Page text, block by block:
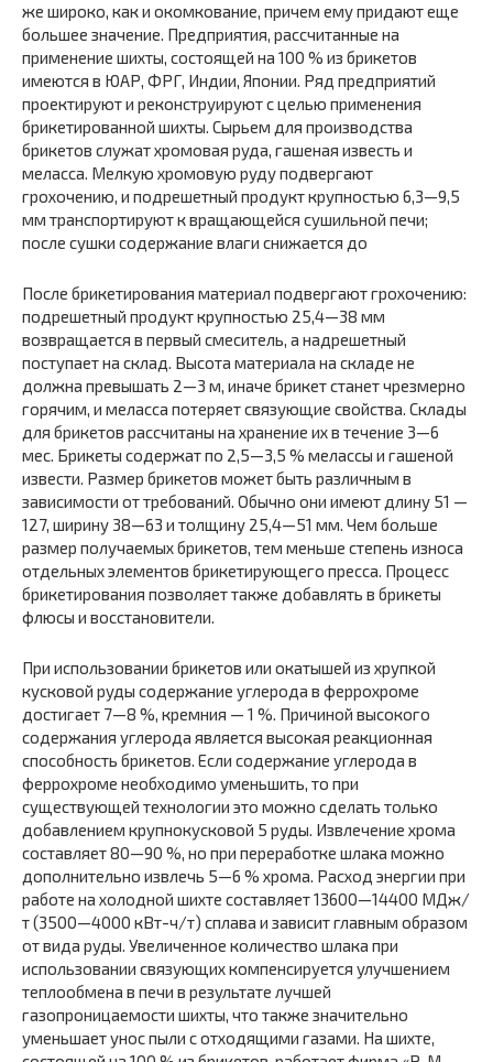
же широко, как и окомкование, причем ему придают еще
большее значение. Предприятия, рассчитанные на
применение шихты, состоящей на 100 % из брикетов
имеются в ЮАР, ФРГ, Индии, Японии. Ряд предприятий
проектируют и реконструируют с целью применения
брикетированной шихты. Сырьем для производства
брикетов служат хромовая руда, гашеная известь и
меласса. Мелкую хромовую руду подвергают
грохочению, и подрешетный продукт крупностью 6,3—9,5
мм транспортируют к вращающейся сушильной печи;
после сушки содержание влаги снижается до
После брикетирования материал подвергают грохочению:
подрешетный продукт крупностью 25,4—38 мм
возвращается в первый смеситель, а надрешетный
поступает на склад. Высота материала на складе не
должна превышать 2—3 м, иначе брикет станет чрезмерно
горячим, и меласса потеряет связующие свойства. Склады
для брикетов рассчитаны на хранение их в течение 3—6
мес. Брикеты содержат по 2,5—3,5 % мелассы и гашеной
извести. Размер брикетов может быть различным в
зависимости от требований. Обычно они имеют длину 51 —
127, ширину 38—63 и толщину 25,4—51 мм. Чем больше
размер получаемых брикетов, тем меньше степень износа
отдельных элементов брикетирующего пресса. Процесс
брикетирования позволяет также добавлять в брикеты
флюсы и восстановители.
При использовании брикетов или окатышей из хрупкой
кусковой руды содержание углерода в феррохроме
достигает 7—8 %, кремния — 1 %. Причиной высокого
содержания углерода является высокая реакционная
способность брикетов. Если содержание углерода в
феррохроме необходимо уменьшить, то при
существующей технологии это можно сделать только
добавлением крупнокусковой 5 руды. Извлечение хрома
составляет 80—90 %, но при переработке шлака можно
дополнительно извлечь 5—6 % хрома. Расход энергии при
работе на холодной шихте составляет 13600—14400 МДж/
т (3500—4000 кВт-ч/т) сплава и зависит главным образом
от вида руды. Увеличенное количество шлака при
использовании связующих компенсируется улучшением
теплообмена в печи в результате лучшей
газопроницаемости шихты, что также значительно
уменьшает унос пыли с отходящими газами. На шихте,